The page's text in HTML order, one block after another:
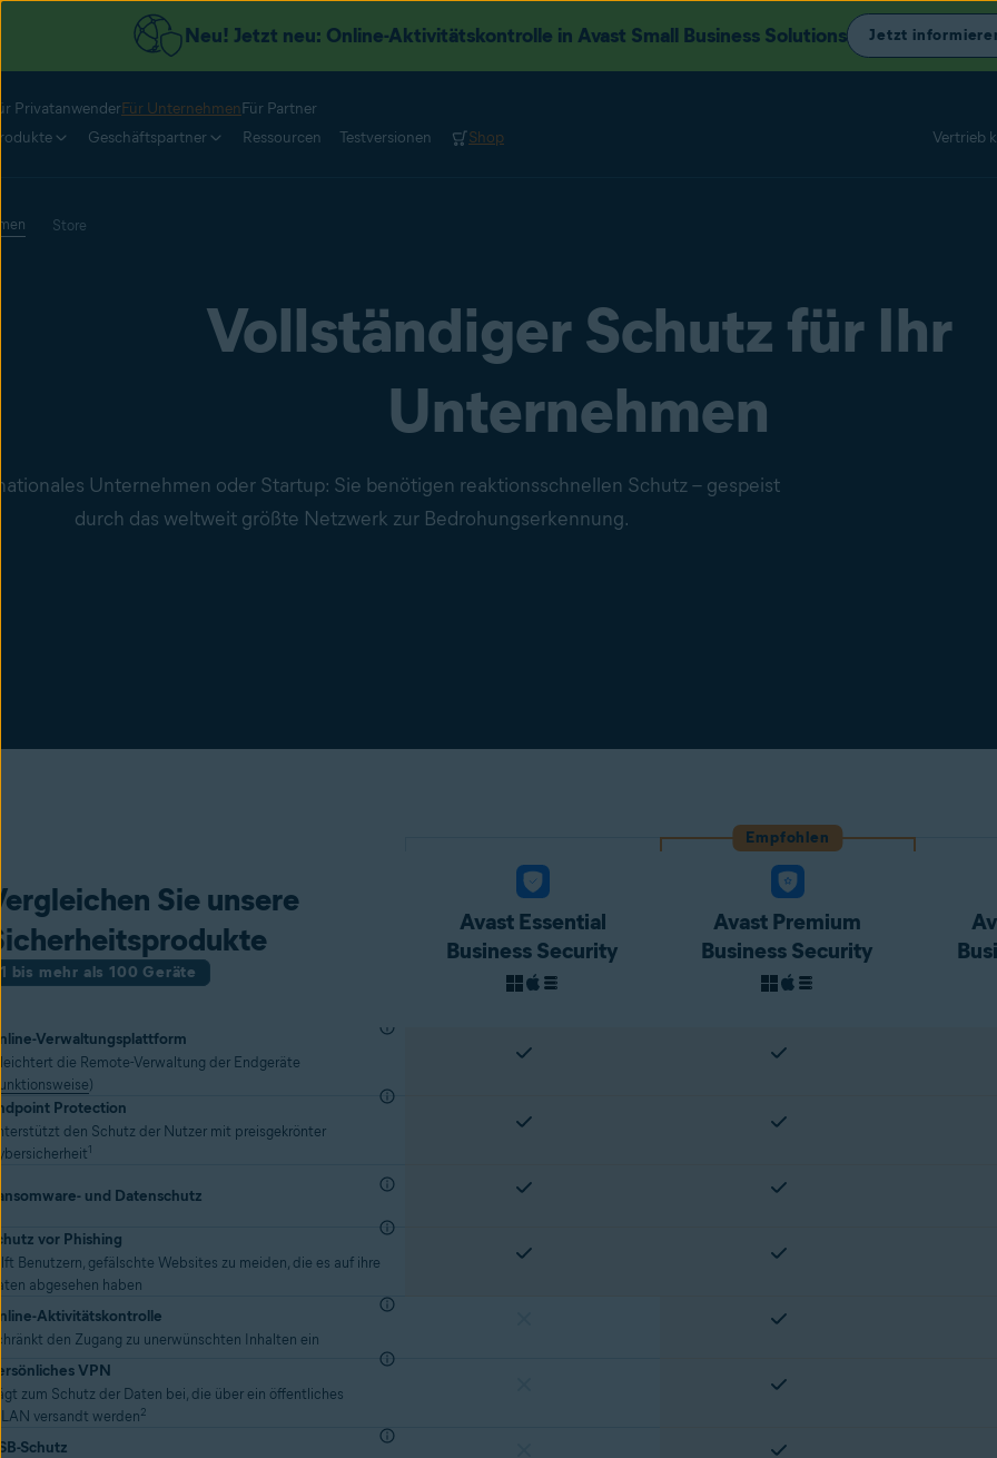
Neu! Jetzt neu: Online-Aktivitätskontrolle in Avast Small Business Solutions Jetzt
PrivatanwenderFür UnternehmenFür Partner
Geschäftspartner Ressourcen Testversionen Shop Vertrieb
Store
Vollständiger Schutz für Ihr
Unternehmen
Unternehmen oder Startup: Sie benötigen reaktionsschnellen Schutz – gespeist
durch das weltweit größte Netzwerk zur Bedrohungserkennung.
Empfohlen
Sie unsere
1 bis mehr als 100 Geräte
Avast Essential
Business Security
Avast Premium
Business Security
Verwaltungsplattform
die Remote-Verwaltung der Endgeräte
)
Protection
den Schutz der Nutzer mit preisgekrönter
1
und Datenschutz
vor Phishing
Benutzern, gefälschte Websites zu meiden, die es auf ihre
abgesehen haben
Aktivitätskontrolle
den Zugang zu unerwünschten Inhalten ein
VPN
zum Schutz der Daten bei, die über ein öffentliches
versandt werden2
Schutz